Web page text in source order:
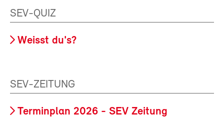
SEV-QUIZ
Weisst du's?
SEV-ZEITUNG
Terminplan 2026 - SEV Zeitung